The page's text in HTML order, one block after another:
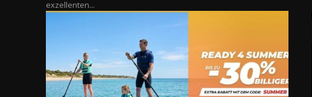
exzellenten...